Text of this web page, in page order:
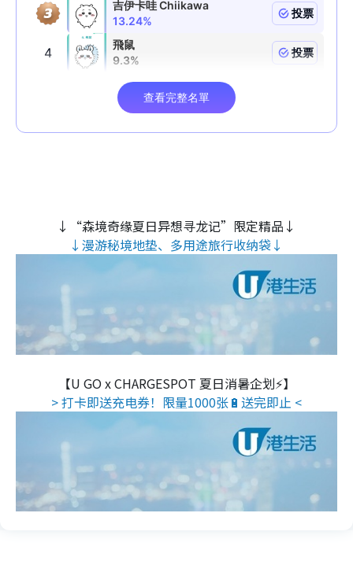
↓“森境奇缘夏日异想寻龙记”限定精品↓
↓漫游秘境地垫、多用途旅行收纳袋↓
【U GO x CHARGESPOT 夏日消暑企划⚡】
> 打卡即送充电券！限量1000张🔋送完即止 <